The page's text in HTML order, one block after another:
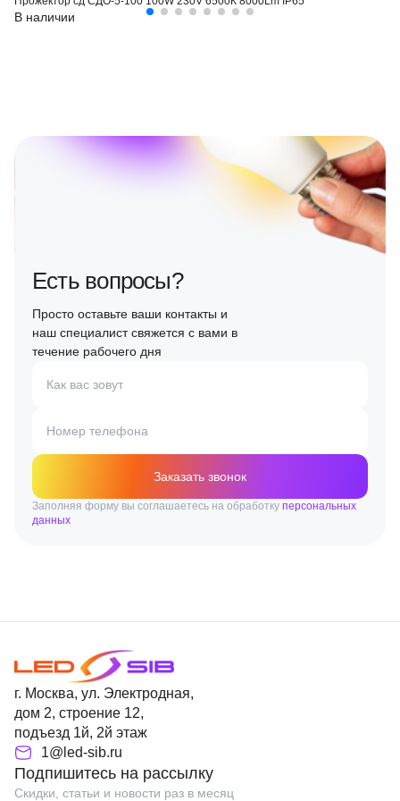
В наличии
Есть вопросы?
Просто оставьте ваши контакты и
наш специалист свяжется с вами в
течение рабочего дня
Как вас зовут
Номер телефона
Заказать звонок
Заполняя форму вы соглашаетесь на обработку персональных
данных
г. Москва, ул. Электродная,
дом 2, строение 12,
подъезд 1й, 2й этаж
1@led-sib.ru
Подпишитесь на рассылку
Скидки, статьи и новости раз в месяц